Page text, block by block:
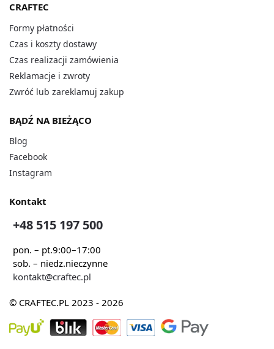
CRAFTEC
Formy płatności
Czas i koszty dostawy
Czas realizacji zamówienia
Reklamacje i zwroty
Zwróć lub zareklamuj zakup
BĄDŹ NA BIEŻĄCO
Blog
Facebook
Instagram
Kontakt
+48 515 197 500
pon. – pt.9:00–17:00
sob. – niedz.nieczynne
kontakt@craftec.pl
© CRAFTEC.PL 2023 - 2026